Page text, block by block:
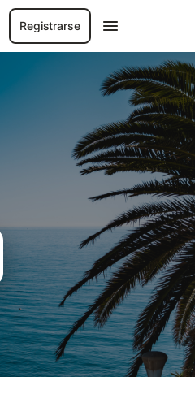
Registrarse